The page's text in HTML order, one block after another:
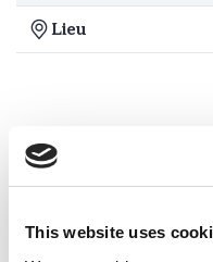
This website uses
Lieu
Liens